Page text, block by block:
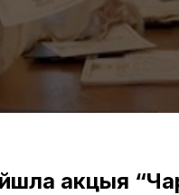
акцыя